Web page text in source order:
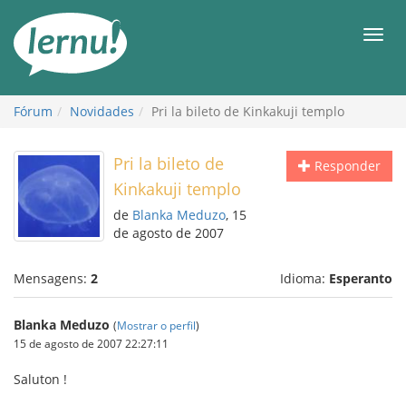
conteúdo
Fórum Novidades Pri la bileto de Kinkakuji templo
Responder
Pri la bileto de
Kinkakuji templo
de Blanka Meduzo, 15
de agosto de 2007
Mensagens: 2 Idioma: Esperanto
Blanka Meduzo (Mostrar o perfil)
15 de agosto de 2007 22:27:11
Saluton !